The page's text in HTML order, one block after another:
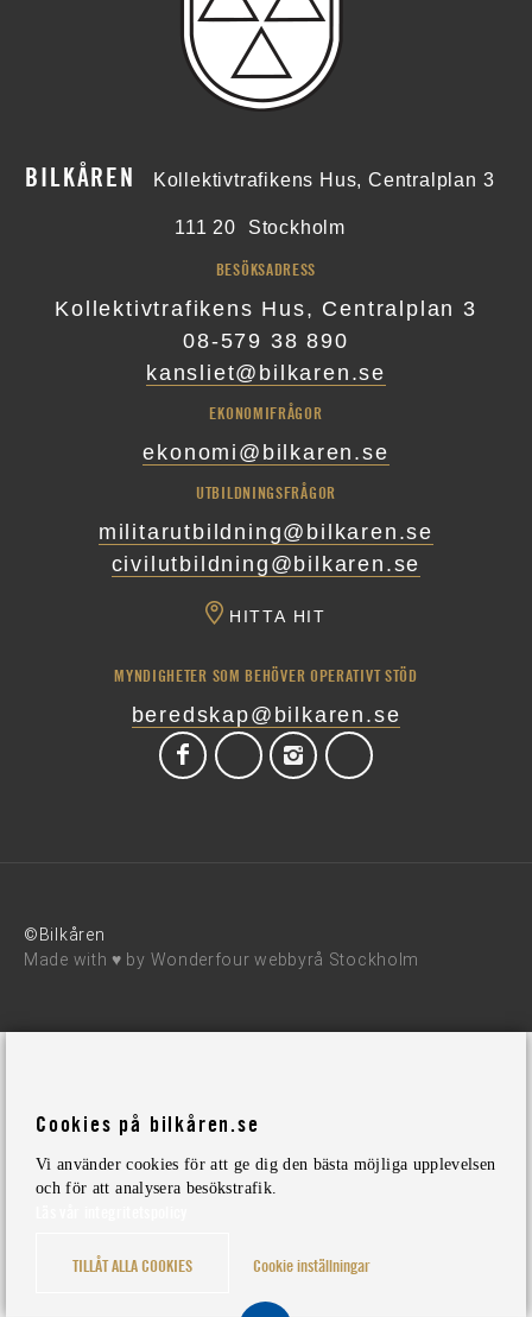
BILKÅREN Kollektivtrafikens Hus, Centralplan 3
111 20 Stockholm
BESÖKSADRESS
Kollektivtrafikens Hus, Centralplan 3
08-579 38 890
kansliet@bilkaren.se
EKONOMIFRÅGOR
ekonomi@bilkaren.se
UTBILDNINGSFRÅGOR
militarutbildning@bilkaren.se
civilutbildning@bilkaren.se
HITTA HIT
MYNDIGHETER SOM BEHÖVER OPERATIVT STÖD
beredskap@bilkaren.se
©Bilkåren
Made with ♥ by Wonderfour webbyrå Stockholm
Cookies på bilkåren.se
Vi använder cookies för att ge dig den bästa möjliga upplevelsen
och för att analysera besökstrafik.
TILLÅT ALLA COOKIES Cookie inställningar